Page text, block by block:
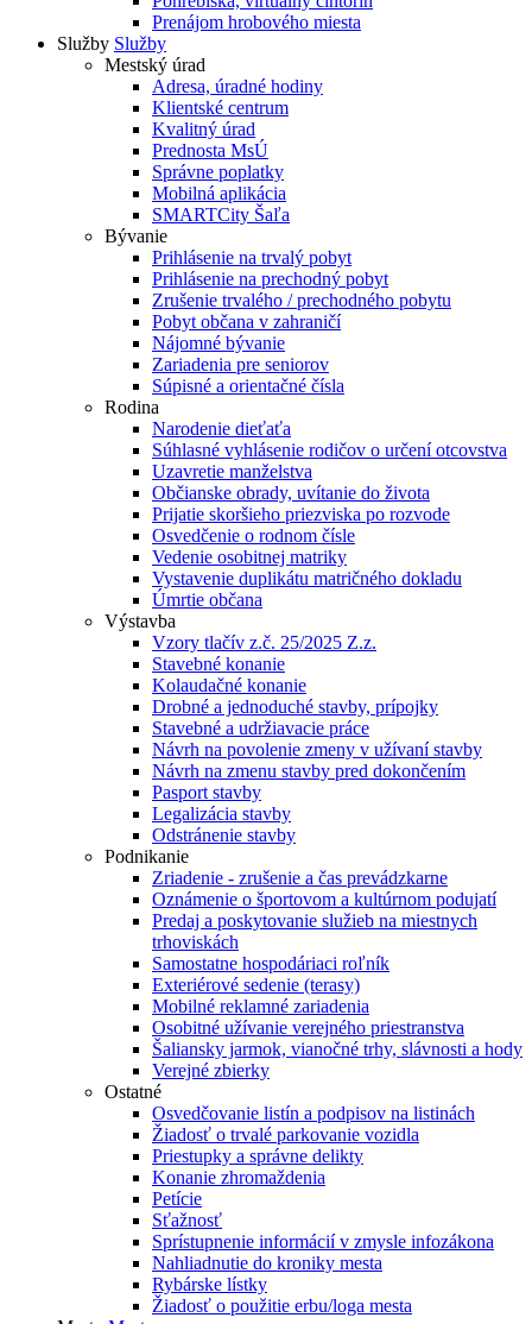
Prenájom hrobového miesta
Služby Služby
Mestský úrad
Adresa, úradné hodiny
Klientské centrum
Kvalitný úrad
Prednosta MsÚ
Správne poplatky
Mobilná aplikácia
SMARTCity Šaľa
Bývanie
Prihlásenie na trvalý pobyt
Prihlásenie na prechodný pobyt
Zrušenie trvalého / prechodného pobytu
Pobyt občana v zahraničí
Nájomné bývanie
Zariadenia pre seniorov
Súpisné a orientačné čísla
Rodina
Narodenie dieťaťa
Súhlasné vyhlásenie rodičov o určení otcovstva
Uzavretie manželstva
Občianske obrady, uvítanie do života
Prijatie skoršieho priezviska po rozvode
Osvedčenie o rodnom čísle
Vedenie osobitnej matriky
Vystavenie duplikátu matričného dokladu
Úmrtie občana
Výstavba
Vzory tlačív z.č. 25/2025 Z.z.
Stavebné konanie
Kolaudačné konanie
Drobné a jednoduché stavby, prípojky
Stavebné a udržiavacie práce
Návrh na povolenie zmeny v užívaní stavby
Návrh na zmenu stavby pred dokončením
Pasport stavby
Legalizácia stavby
Odstránenie stavby
Podnikanie
Zriadenie - zrušenie a čas prevádzkarne
Oznámenie o športovom a kultúrnom podujatí
Predaj a poskytovanie služieb na miestnych
trhoviskách
Samostatne hospodáriaci roľník
Exteriérové sedenie (terasy)
Mobilné reklamné zariadenia
Osobitné užívanie verejného priestranstva
Šaliansky jarmok, vianočné trhy, slávnosti a hody
Verejné zbierky
Ostatné
Osvedčovanie listín a podpisov na listinách
Žiadosť o trvalé parkovanie vozidla
Priestupky a správne delikty
Konanie zhromaždenia
Petície
Sťažnosť
Sprístupnenie informácií v zmysle infozákona
Nahliadnutie do kroniky mesta
Rybárske lístky
Žiadosť o použitie erbu/loga mesta